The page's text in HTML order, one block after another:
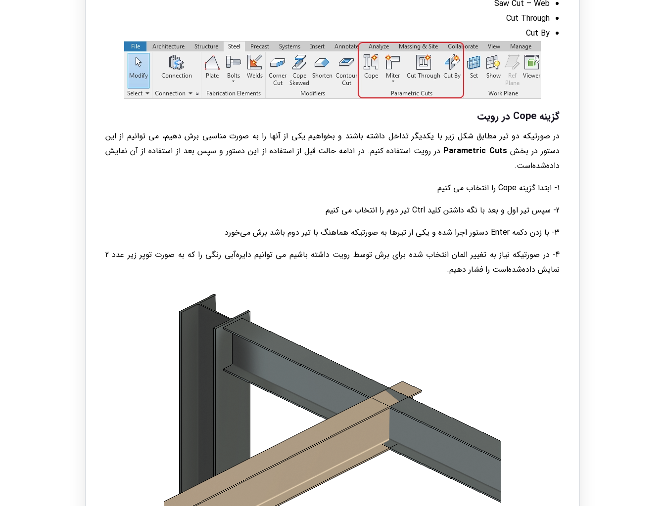
Saw Cut – Web
Cut Through
Cut By
گزینه Cope در رویت
در صورتیکه دو تیر مطابق شکل زیر با یکدیگر تداخل داشته باشند و بخواهیم یکی از آنها را به صورت مناسبی برش دهیم، می توانیم از این
دستور در بخش Parametric Cuts در رویت استفاده کنیم. در ادامه حالت قبل از استفاده از این دستور و سپس بعد از استفاده از آن نمایش
داده‌شده‌است.
1- ابتدا گزینه Cope را انتخاب می کنیم
2- سپس تیر اول و بعد با نگه داشتن کلید Ctrl تیر دوم را انتخاب می کنیم
3- با زدن دکمه Enter دستور اجرا شده و یکی از تیرها به صورتیکه هماهنگ با تیر دوم باشد برش می‌خورد
4- در صورتیکه نیاز به تغییر المان انتخاب شده برای برش توسط رویت داشته باشیم می توانیم دایره‌آبی رنگی را که به صورت توپر زیر عدد 2
نمایش داده‌شده‌است را فشار دهیم.